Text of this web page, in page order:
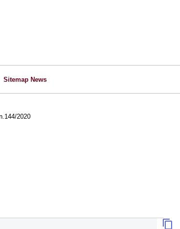
Sitemap News
2020
CALCIOMERCATO